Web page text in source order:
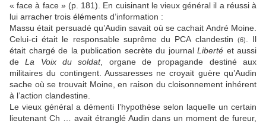
« face à face » (p. 181). En cuisinant le vieux général il a réussi à
lui arracher trois éléments d’information :
Massu était persuadé qu’Audin savait où se cachait André Moine.
Celui-ci était le responsable suprême du PCA clandestin
(6)
. Il
était chargé de la publication secrète du journal Liberté et aussi
deLa Voix du soldat, organe de propagande destiné aux
militaires du contingent. Aussaresses ne croyait guère qu’Audin
sache où se trouvait Moine, en raison du cloisonnement inhérent
à l’action clandestine.
Le vieux général a démenti l’hypothèse selon laquelle un certain
lieutenant Ch … avait étranglé Audin dans un moment de fureur,